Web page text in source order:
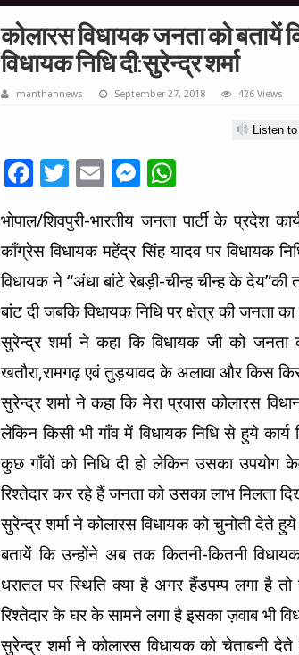
कोलारस विधायक जनता को बतायें
विधायक निधि दी:सुरेन्द्र शर्मा
manthannews September 27, 2018 426 Views
Listen
F
e
b
o
o
k
T
tt
er
E
ai
l
M
se
n
g
er
at
sA
p
p
भोपाल/शिवपुरी-भारतीय जनता पार्टी के प्रदेश
काँग्रेस विधायक महेंद्र सिंह यादव पर विधायक
विधायक ने “अंधा बांटे रेबड़ी-चीन्ह चीन्ह के देय”की
बांट दी जबकि विधायक निधि पर क्षेत्र की जनता
सुरेन्द्र शर्मा ने कहा कि विधायक जी को जनता
खतौरा,रामगढ़ एवं तुड़यावद के अलावा और किस
सुरेन्द्र शर्मा ने कहा कि मेरा प्रवास कोलारस
लेकिन किसी भी गाँव में विधायक निधि से हुये
कुछ गाँवों को निधि दी हो लेकिन उसका
रिश्तेदार कर रहे हैं जनता को उसका लाभ मिलता
सुरेन्द्र शर्मा ने कोलारस विधायक को चुनोती देते
बतायें कि उन्होंने अब तक कितनी-कितनी
धरातल पर स्थिति क्या है अगर हैंडपम्प लगा है
रिश्तेदार के घर के सामने लगा है इसका ज़वाब भी
सुरेन्द्र शर्मा ने कोलारस विधायक को चेताबनी